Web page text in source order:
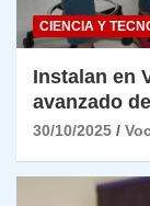
CIENCIA Y
Instalan en
avanzado
30/10/2025